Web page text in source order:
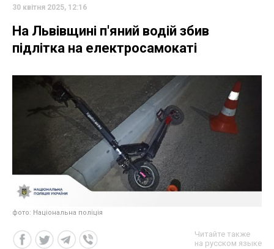
30 квітня 2025, 12:16
На Львівщині п'яний водій збив
підлітка на електросамокаті
фото: Національна поліція
Читайте также
на русском языке